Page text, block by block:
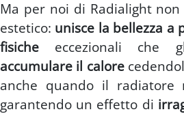
Ma per noi di Radialight
estetico: unisce la bellezza a
fisiche eccezionali che
accumulare il calore
anche quando il radiatore
garantendo un effetto di